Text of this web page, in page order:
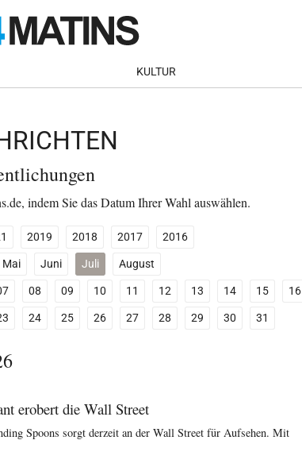
KULTUR
indem Sie das Datum Ihrer Wahl auswählen.
2019 2018 2017
2016
Mai Juni Juli
August
08 09 10 11 12 13 14 15
16
24 25 26 27 28 29 30 31
erobert die Wall Street
Spoons sorgt derzeit an der Wall Street für Aufsehen. Mit